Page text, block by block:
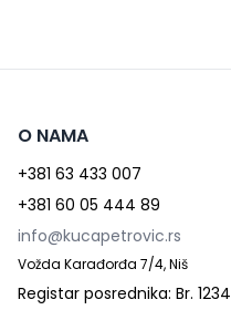
O NAMA
+381 63 433 007
+381 60 05 444 89
info@kucapetrovic.rs
Vožda Karađorđa 7/4, Niš
Registar posrednika: Br. 1234